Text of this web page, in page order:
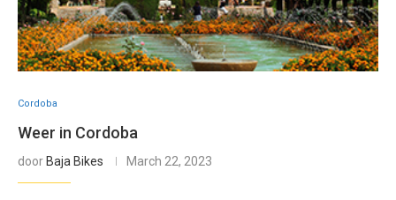
Cordoba
Weer in Cordoba
door Baja Bikes March 22, 2023